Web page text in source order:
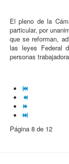
El pleno de la
particular, por
que se reforman,
las leyes Federal
personas
Página 8 de 12